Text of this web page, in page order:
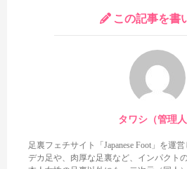
この記事を書
タワシ（管理人
足裏フェチサイト「Japanese Foot」を運
デカ足や、肉厚な足裏など、インパクト